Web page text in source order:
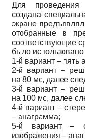
Для проведения
создана
экране
отобранные в
соответствующие
было
1-й вариант – пять
2-й вариант –
на 80 мс, далее
3-й вариант –
на 100 мс, далее
4-й вариант –
– анаграмма;
5-й вариант –
изображения –